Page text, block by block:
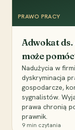
PRAWO PRACY
Adwokat
może
Nadużycia w
dyskryminacja
gospodarcze,
sygnalistów.
prawa chronią
prawnik.
9 min czytania